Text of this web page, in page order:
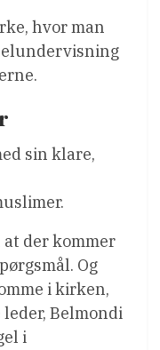
hvor man
sin klare,
at der kommer
Og
i kirken,
Belmondi
i